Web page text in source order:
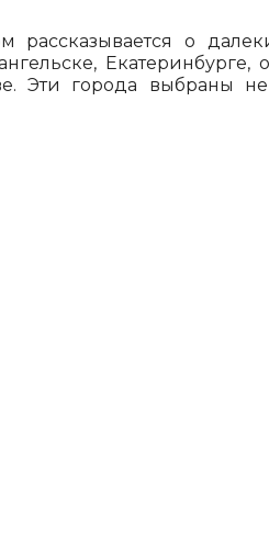
о
города выбраны не